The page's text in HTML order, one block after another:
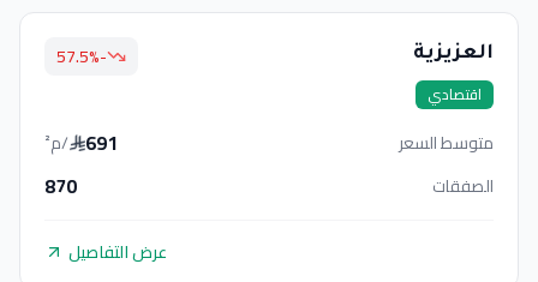
العزيزية
اقتصادي
-57.5
%
متوسط السعر 691
/م²
الصفقات
870
عرض التفاصيل